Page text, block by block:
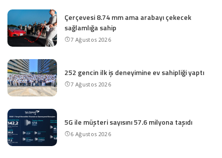
Çerçevesi 8.74 mm ama arabayı çekecek
sağlamlığa sahip
7 Ağustos 2026
252 gencin ilk iş deneyimine ev sahipliği yaptı
7 Ağustos 2026
5G ile müşteri sayısını 57.6 milyona taşıdı
6 Ağustos 2026